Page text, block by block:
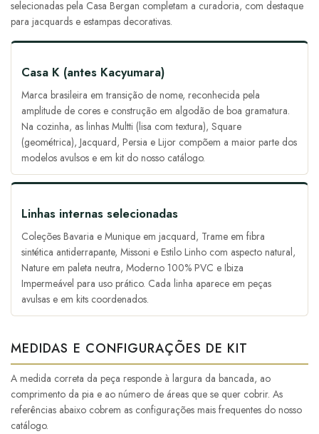
selecionadas pela Casa Bergan completam a curadoria, com destaque
para jacquards e estampas decorativas.
Casa K (antes Kacyumara)
Marca brasileira em transição de nome, reconhecida pela
amplitude de cores e construção em algodão de boa gramatura.
Na cozinha, as linhas Multti (lisa com textura), Square
(geométrica), Jacquard, Persia e Lijor compõem a maior parte dos
modelos avulsos e em kit do nosso catálogo.
Linhas internas selecionadas
Coleções Bavaria e Munique em jacquard, Trame em fibra
sintética antiderrapante, Missoni e Estilo Linho com aspecto natural,
Nature em paleta neutra, Moderno 100% PVC e Ibiza
Impermeável para uso prático. Cada linha aparece em peças
avulsas e em kits coordenados.
MEDIDAS E CONFIGURAÇÕES DE KIT
A medida correta da peça responde à largura da bancada, ao
comprimento da pia e ao número de áreas que se quer cobrir. As
referências abaixo cobrem as configurações mais frequentes do nosso
catálogo.